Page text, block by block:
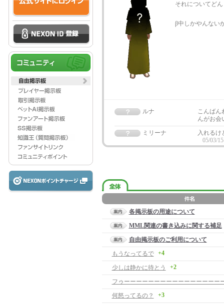
それについてど
β中しかやんない
ルナ
こんばん
んがお会
ミリーナ
入れるけ
05/03/
各掲示板の用途について
MML関連の書き込みに関する補足
自由掲示板のご利用について
もうなってるで
+4
少しは静かに待とう +2
何怒ってるの？ +3